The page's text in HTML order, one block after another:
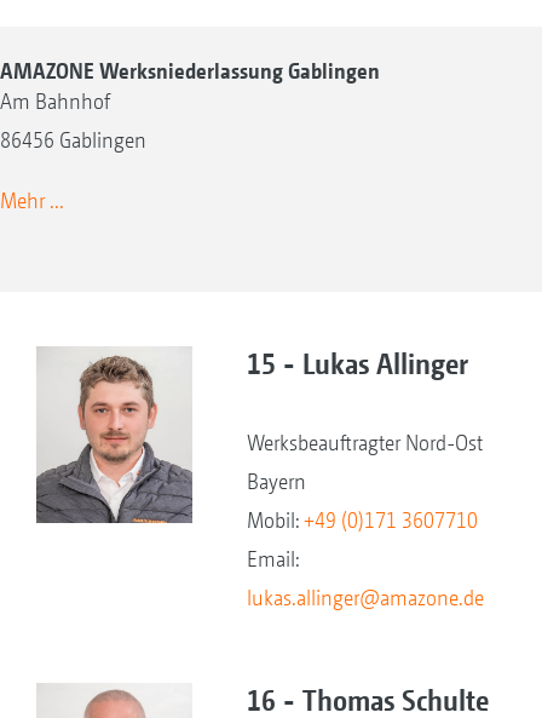
AMAZONE Werksniederlassung Gablingen
Am Bahnhof
86456 Gablingen
Mehr ...
15 - Lukas Allinger
Werksbeauftragter Nord-Ost
Bayern
Mobil:+49 (0)171 3607710
Email:
lukas.allinger@amazone.de
16 - Thomas Schulte